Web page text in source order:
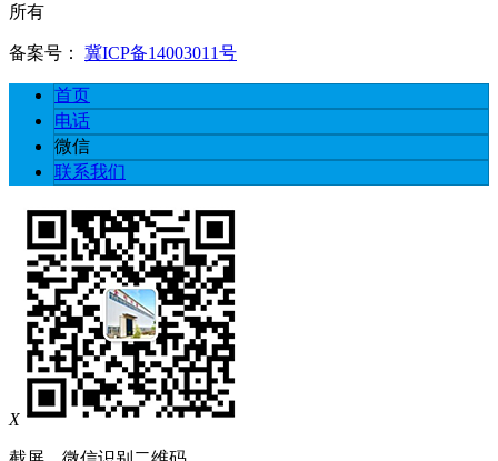
所有
备案号： 冀ICP备14003011号
首页
电话
微信
联系我们
X